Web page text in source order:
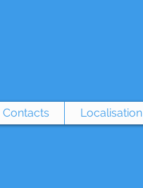
Contacts Localisation